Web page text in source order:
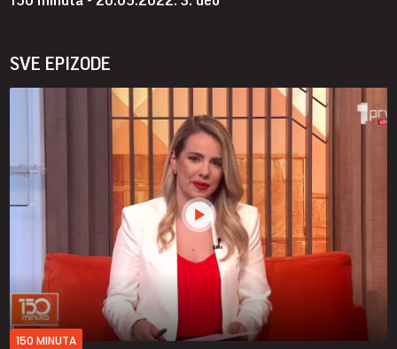
SVE EPIZODE
150 MINUTA